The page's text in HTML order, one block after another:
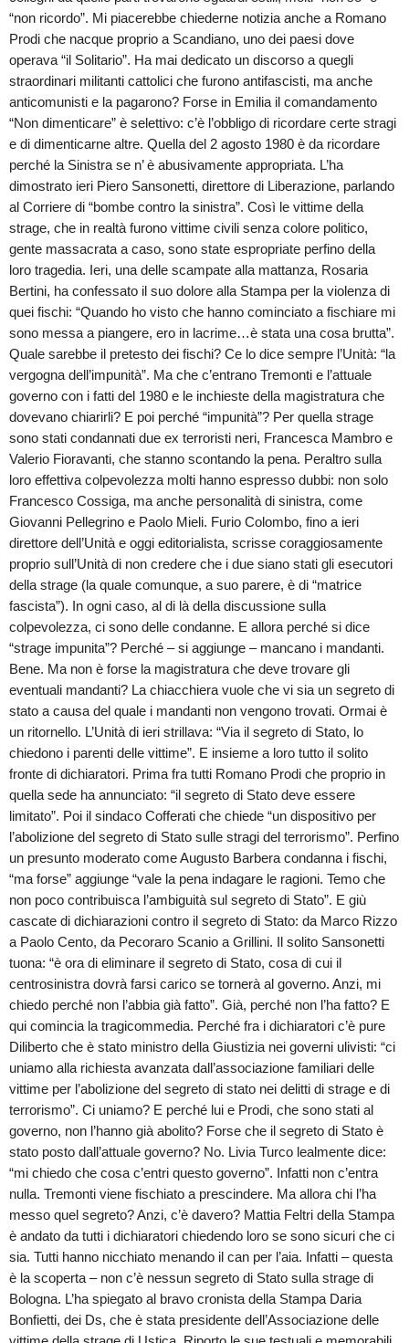
“non ricordo”. Mi piacerebbe chiederne notizia anche a Romano
Prodi che nacque proprio a Scandiano, uno dei paesi dove
operava “il Solitario”. Ha mai dedicato un discorso a quegli
straordinari militanti cattolici che furono antifascisti, ma anche
anticomunisti e la pagarono? Forse in Emilia il comandamento
“Non dimenticare” è selettivo: c’è l’obbligo di ricordare certe stragi
e di dimenticarne altre. Quella del 2 agosto 1980 è da ricordare
perché la Sinistra se n’ è abusivamente appropriata. L’ha
dimostrato ieri Piero Sansonetti, direttore di Liberazione, parlando
al Corriere di “bombe contro la sinistra”. Così le vittime della
strage, che in realtà furono vittime civili senza colore politico,
gente massacrata a caso, sono state espropriate perfino della
loro tragedia. Ieri, una delle scampate alla mattanza, Rosaria
Bertini, ha confessato il suo dolore alla Stampa per la violenza di
quei fischi: “Quando ho visto che hanno cominciato a fischiare mi
sono messa a piangere, ero in lacrime…è stata una cosa brutta”.
Quale sarebbe il pretesto dei fischi? Ce lo dice sempre l’Unità: “la
vergogna dell’impunità”. Ma che c’entrano Tremonti e l’attuale
governo con i fatti del 1980 e le inchieste della magistratura che
dovevano chiarirli? E poi perché “impunità”? Per quella strage
sono stati condannati due ex terroristi neri, Francesca Mambro e
Valerio Fioravanti, che stanno scontando la pena. Peraltro sulla
loro effettiva colpevolezza molti hanno espresso dubbi: non solo
Francesco Cossiga, ma anche personalità di sinistra, come
Giovanni Pellegrino e Paolo Mieli. Furio Colombo, fino a ieri
direttore dell’Unità e oggi editorialista, scrisse coraggiosamente
proprio sull’Unità di non credere che i due siano stati gli esecutori
della strage (la quale comunque, a suo parere, è di “matrice
fascista”). In ogni caso, al di là della discussione sulla
colpevolezza, ci sono delle condanne. E allora perché si dice
“strage impunita”? Perché – si aggiunge – mancano i mandanti.
Bene. Ma non è forse la magistratura che deve trovare gli
eventuali mandanti? La chiacchiera vuole che vi sia un segreto di
stato a causa del quale i mandanti non vengono trovati. Ormai è
un ritornello. L’Unità di ieri strillava: “Via il segreto di Stato, lo
chiedono i parenti delle vittime”. E insieme a loro tutto il solito
fronte di dichiaratori. Prima fra tutti Romano Prodi che proprio in
quella sede ha annunciato: “il segreto di Stato deve essere
limitato”. Poi il sindaco Cofferati che chiede “un dispositivo per
l’abolizione del segreto di Stato sulle stragi del terrorismo”. Perfino
un presunto moderato come Augusto Barbera condanna i fischi,
“ma forse” aggiunge “vale la pena indagare le ragioni. Temo che
non poco contribuisca l’ambiguità sul segreto di Stato”. E giù
cascate di dichiarazioni contro il segreto di Stato: da Marco Rizzo
a Paolo Cento, da Pecoraro Scanio a Grillini. Il solito Sansonetti
tuona: “è ora di eliminare il segreto di Stato, cosa di cui il
centrosinistra dovrà farsi carico se tornerà al governo. Anzi, mi
chiedo perché non l’abbia già fatto”. Già, perché non l’ha fatto? E
qui comincia la tragicommedia. Perché fra i dichiaratori c’è pure
Diliberto che è stato ministro della Giustizia nei governi ulivisti: “ci
uniamo alla richiesta avanzata dall’associazione familiari delle
vittime per l’abolizione del segreto di stato nei delitti di strage e di
terrorismo”. Ci uniamo? E perché lui e Prodi, che sono stati al
governo, non l’hanno già abolito? Forse che il segreto di Stato è
stato posto dall’attuale governo? No. Livia Turco lealmente dice:
“mi chiedo che cosa c’entri questo governo”. Infatti non c’entra
nulla. Tremonti viene fischiato a prescindere. Ma allora chi l’ha
messo quel segreto? Anzi, c’è davero? Mattia Feltri della Stampa
è andato da tutti i dichiaratori chiedendo loro se sono sicuri che ci
sia. Tutti hanno nicchiato menando il can per l’aia. Infatti – questa
è la scoperta – non c’è nessun segreto di Stato sulla strage di
Bologna. L’ha spiegato al bravo cronista della Stampa Daria
Bonfietti, dei Ds, che è stata presidente dell’Associazione delle